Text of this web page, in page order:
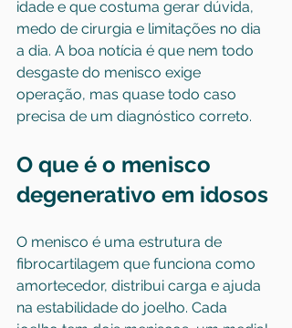
idade e que costuma gerar dúvida,
medo de cirurgia e limitações no dia
a dia. A boa notícia é que nem todo
desgaste do menisco exige
operação, mas quase todo caso
precisa de um diagnóstico correto.
O que é o menisco
degenerativo em idosos
O menisco é uma estrutura de
fibrocartilagem que funciona como
amortecedor, distribui carga e ajuda
na estabilidade do joelho. Cada